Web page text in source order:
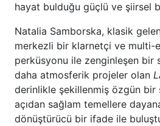
hayat bulduğu güçlü ve şiirsel
Natalia Samborska, klasik
merkezli bir klarnetçi ve multi-
perküsyonu ile zenginleşen bir
daha atmosferik projeler olan
derinlikle şekillenmiş özgün
açıdan sağlam temellere
dönüştürücü bir ifade ile